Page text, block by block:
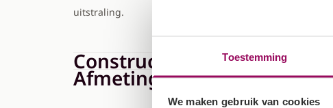
Toestemming
We maken gebruik van cookies
uitstraling.
Constructie & Levering
Afmetingen